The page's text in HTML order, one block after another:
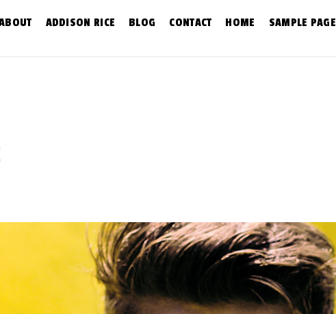
ADDISON RICE BLOG CONTACT HOME SAMPLE PAGE